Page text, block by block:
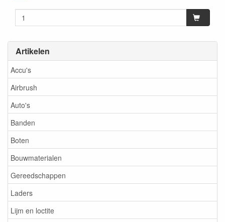
Artikelen
Accu's
Airbrush
Auto's
Banden
Boten
Bouwmaterialen
Gereedschappen
Laders
Lijm en loctite